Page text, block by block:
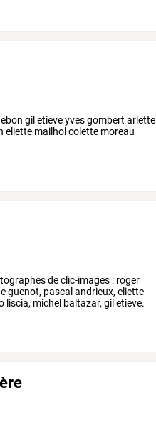
gil etieve yves gombert arlette
eliette mailhol colette moreau
declic-images : roger
guenot, pascal andrieux, eliette
liscia, michel baltazar, gil etieve.